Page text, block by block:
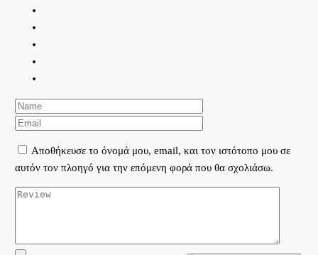
Αποθήκευσε το όνομά μου, email, και τον ιστότοπο μου σε
αυτόν τον πλοηγό για την επόμενη φορά που θα σχολιάσω.